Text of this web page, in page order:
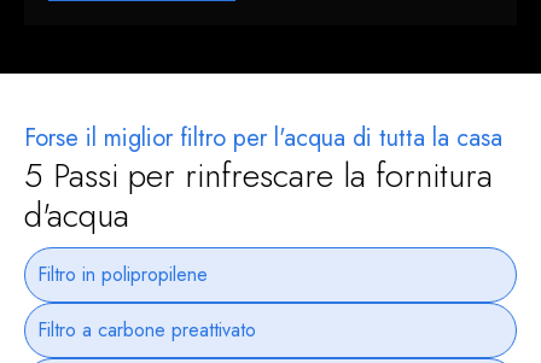
Forse il miglior filtro per l'acqua di tutta la casa
5 Passi per rinfrescare la fornitura
d'acqua
Filtro in polipropilene
Filtro a carbone preattivato